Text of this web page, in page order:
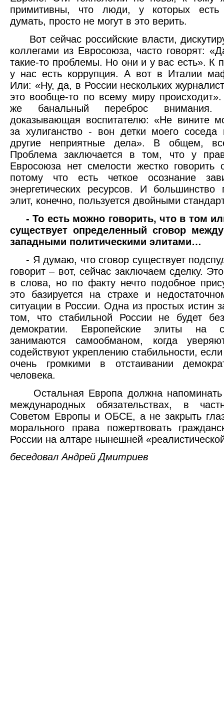
примитивны, что люди, у которых есть
думать, просто не могут в это верить.
Вот сейчас российские власти,
коллегами из Евросоюза, часто говорят:
такие-то проблемы. Но они и у вас есть». К
у нас есть коррупция. А вот в Италии
Или: «Ну, да, в России нескольких
это вообще-то по всему миру
же банальный переброс
доказывающая воспитателю: «Не вините
за хулиганство - вон детки моего соседа
другие неприятные дела». В общем,
Проблема заключается в том, что у
Евросоюза нет смелости жестко говорить
потому что есть четкое осознание
энергетических ресурсов. И большинство
элит, конечно, пользуется двойными
- То есть можно говорить, что в том
существует определенный сговор
западными политическими элитами…
- Я думаю, что сговор существует
говорит – вот, сейчас заключаем сделку.
в слова, но по факту нечто подобное
это базируется на страхе и
ситуации в России. Одна из простых истин
том, что стабильной России не будет
демократии. Европейские элиты на
занимаются самообманом, когда
содействуют укреплению стабильности,
очень громкими в отстаивании
человека.
Остальная Европа должна напоминать
международных обязательствах, в
Советом Европы и ОБСЕ, а не закрыть
морального права пожертвовать
России на алтаре нынешней
беседовал Андрей Дмитриев